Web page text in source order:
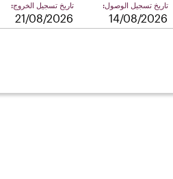
تاريخ تسجيل الوصول: تاريخ تسجيل الخروج: